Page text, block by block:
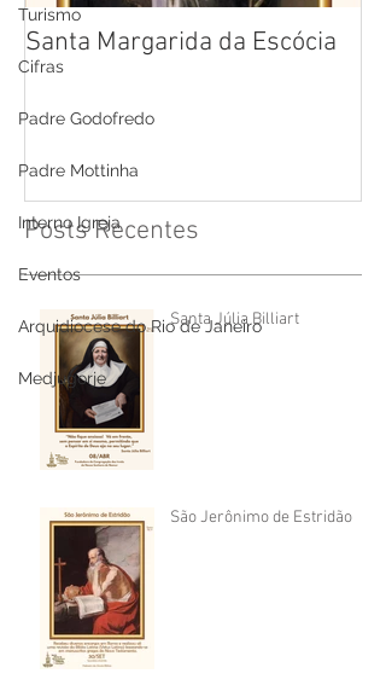
Turismo
Cifras
Padre Godofredo
Padre Mottinha
Interno Igreja
Eventos
Arquidiocese do Rio de Janeiro
Medjugorje
Santa Margarida da Escócia
Posts Recentes
Santa Júlia Billiart
São Jerônimo de Estridão